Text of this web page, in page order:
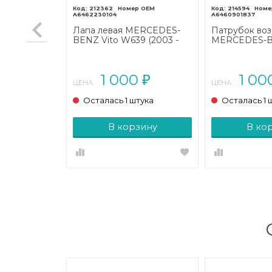
(2003 -
212362
A6462230104
Лапа левая MERCEDES-
BENZ Vito W639 (2003 -
ЦЕНА: 1 000 ₽
Осталась 1 штука
В корзину
214594
A6460901837
Патрубок
MERCEDES-
ЦЕНА: 1
Осталась 1
В